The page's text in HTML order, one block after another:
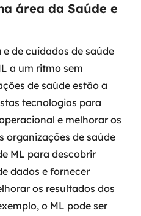
área da Saúde e
de cuidados de saúde
a um ritmo sem
de saúde estão a
tecnologias para
e melhorar os
organizações de saúde
ML para descobrir
dados e fornecer
os resultados dos
o ML pode ser